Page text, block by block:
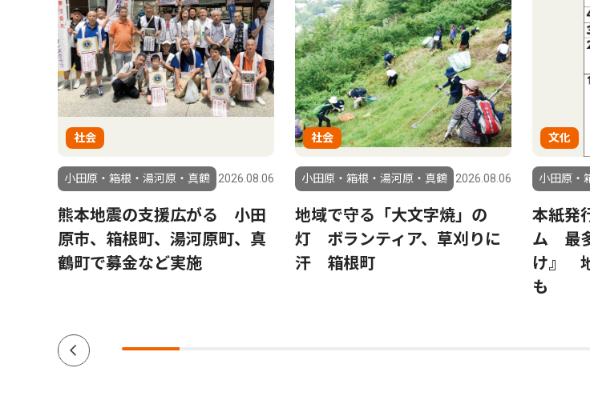
社会
小田原・箱根・湯河原・真鶴 2026.08.06
熊本地震の支援広がる 小田
原市、箱根町、湯河原町、真
鶴町で募金など実施
社会
小田原・箱根・湯河原・真鶴 2026.08.06
地域で守る「大文字焼」の
灯 ボランティア、草刈りに
汗 箱根町
文化
小田原・
本紙発
ム 最
け』
も